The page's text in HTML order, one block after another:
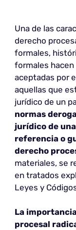
Una de las
derecho
formales,
formales hacen
aceptadas por
aquellas que
jurídico de un
normas
jurídico de
referencia o
derecho
materiales, se
en tratados
Leyes y
La
procesal